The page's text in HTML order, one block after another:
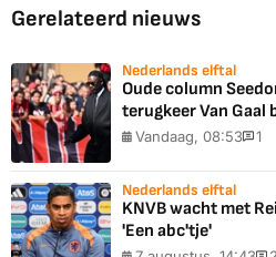
Gerelateerd nieuws
Nederlands elftal
Oude column
terugkeer Van Gaal
Vandaag, 08:53 1
Nederlands elftal
KNVB wacht met
'Een abc'tje'